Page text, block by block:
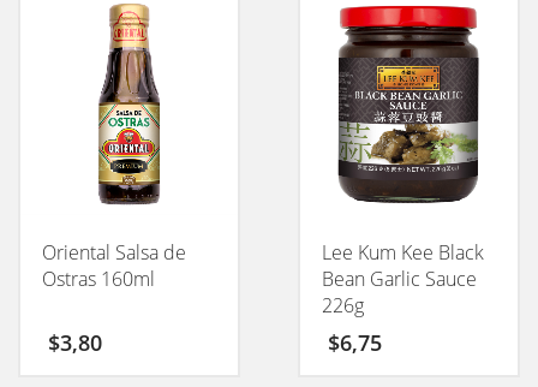
Oriental Salsa de
Ostras 160ml
$3,80
Lee Kum Kee Black
Bean Garlic Sauce
226g
$6,75